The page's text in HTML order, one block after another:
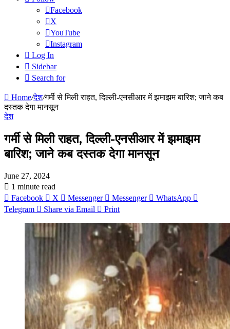
Facebook
X
YouTube
Instagram
Log In
Sidebar
Search for
Home/देश/गर्मी से मिली राहत, दिल्ली-एनसीआर में झमाझम बारिश; जाने कब
दस्तक देगा मानसून
देश
गर्मी से मिली राहत, दिल्ली-एनसीआर में झमाझम
बारिश; जाने कब दस्तक देगा मानसून
June 27, 2024
1 minute read
Facebook
X Messenger Messenger
WhatsApp
Telegram
Share via Email Print